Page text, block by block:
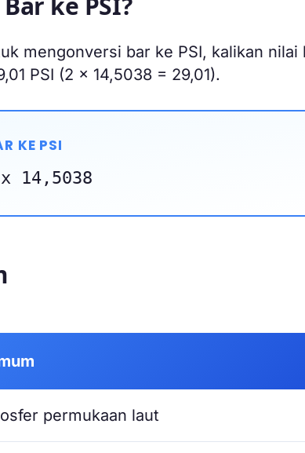
mengonversi bar ke PSI, kalikan nilai
PSI (2 x 14,5038 = 29,01).
KE PSI
14,5038
permukaan laut